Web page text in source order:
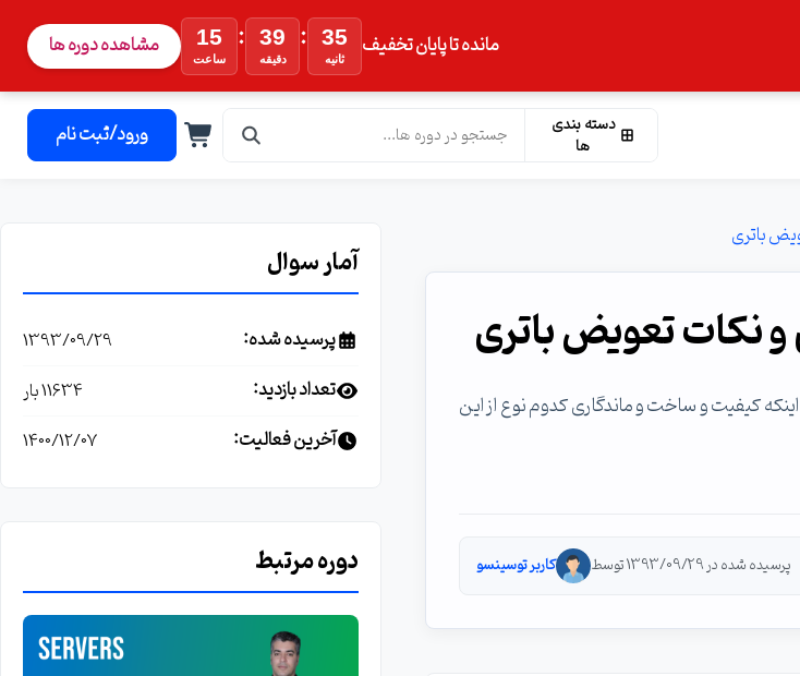
مانده تا پایان تخفیف 15
ساعت
: 39
دقیقه
: 34
ثانیه مشاهده دوره ها
دسته بندی
ها
ورود/ثبت نام
باتری
و نکات تعویض باتری
کیفیت و ساخت و ماندگاری کدوم نوع از این
پرسیده شده در 1393/09/29 توسط کاربر توسینسو
آمار سوال
پرسیده شده: 1393/09/29
تعداد بازدید: 11634 بار
آخرین فعالیت: 1400/12/07
دوره مرتبط